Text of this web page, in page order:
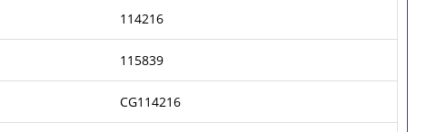
114216
115839
CG114216